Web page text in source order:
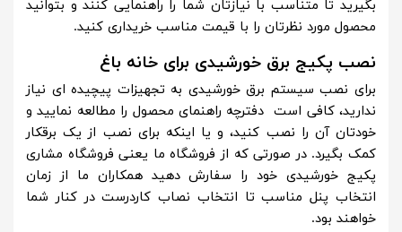
بگیرید تا متناسب با نیازتان شما را راهنمایی کنند و بتوانید
محصول مورد نظرتان را با قیمت مناسب خریداری کنید.
نصب پکیج برق خورشیدی برای خانه باغ
برای نصب سیستم برق خورشیدی به تجهیزات پیچیده ای نیاز
ندارید، کافی است دفترچه راهنمای محصول را مطالعه نمایید و
خودتان آن را نصب کنید، و یا اینکه برای نصب از یک برقکار
کمک بگیرد. در صورتی که از فروشگاه ما یعنی فروشگاه مشاری
پکیج خورشیدی خود را سفارش دهید همکاران ما از زمان
انتخاب پنل مناسب تا انتخاب نصاب کاردرست در کنار شما
خواهند بود.